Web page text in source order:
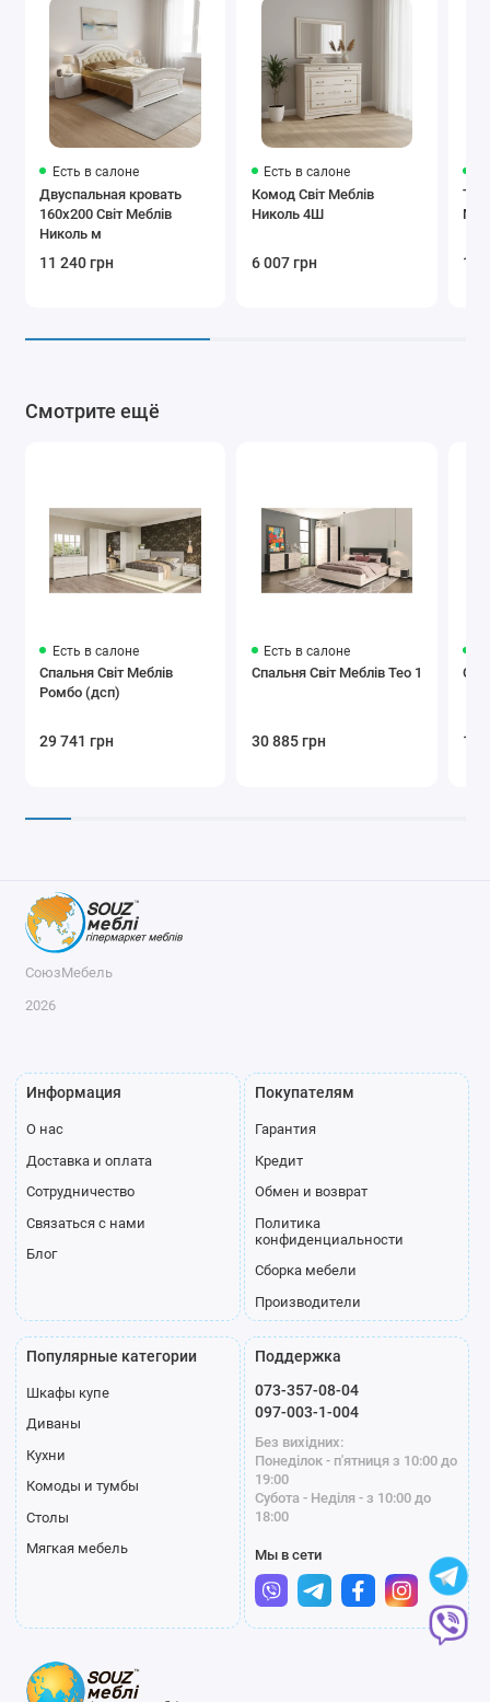
Есть в салоне
Двуспальная кровать
160x200 Світ Меблів
Николь м
11 240 грн
Есть в салоне
Комод Світ Меблів
Николь 4Ш
6 007 грн 1
Смотрите ещё
Есть в салоне
Спальня Світ Меблів
Ромбо (дсп)
29 741 грн
Есть в салоне
Спальня Світ Меблів Тео 1
30 885 грн
СоюзМебель
2026
Информация
О нас
Доставка и оплата
Сотрудничество
Связаться с нами
Блог
Покупателям
Гарантия
Кредит
Обмен и возврат
Политика
конфиденциальности
Сборка мебели
Производители
Популярные категории
Шкафы купе
Диваны
Кухни
Комоды и тумбы
Столы
Мягкая мебель
Поддержка
073-357-08-04
097-003-1-004
Без вихідних:
Понеділок - п'ятниця з 10:00 до
19:00
Субота - Неділя - з 10:00 до
18:00
Мы в сети